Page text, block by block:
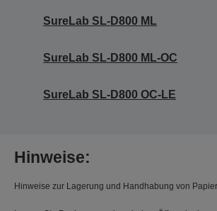
SureLab SL-D800 ML
SureLab SL-D800 ML-OC
SureLab SL-D800 OC-LE
Hinweise:
Hinweise zur Lagerung und Handhabung von